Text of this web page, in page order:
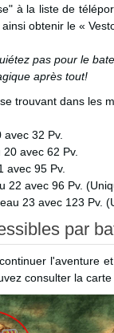
à la liste de
obtenir le «
pas pour le
après tout!
trouvant dans les
avec 32 Pv.
avec 62 Pv.
avec 95 Pv.
22 avec 96 Pv.
23 avec 123 Pv.
par
l'aventure
consulter la